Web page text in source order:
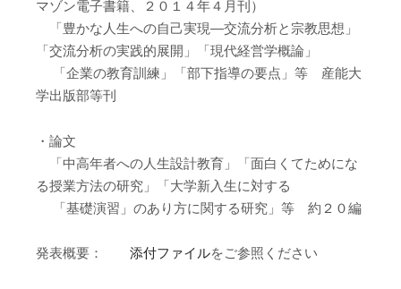
マゾン電子書籍、２０１４年４月刊）
「豊かな人生への自己実現―交流分析と宗教思想」
「交流分析の実践的展開」「現代経営学概論」
「企業の教育訓練」「部下指導の要点」等 産能大
学出版部等刊
・論文
「中高年者への人生設計教育」「面白くてためにな
る授業方法の研究」「大学新入生に対する
「基礎演習」のあり方に関する研究」等 約２０編
発表概要： 添付ファイルをご参照ください